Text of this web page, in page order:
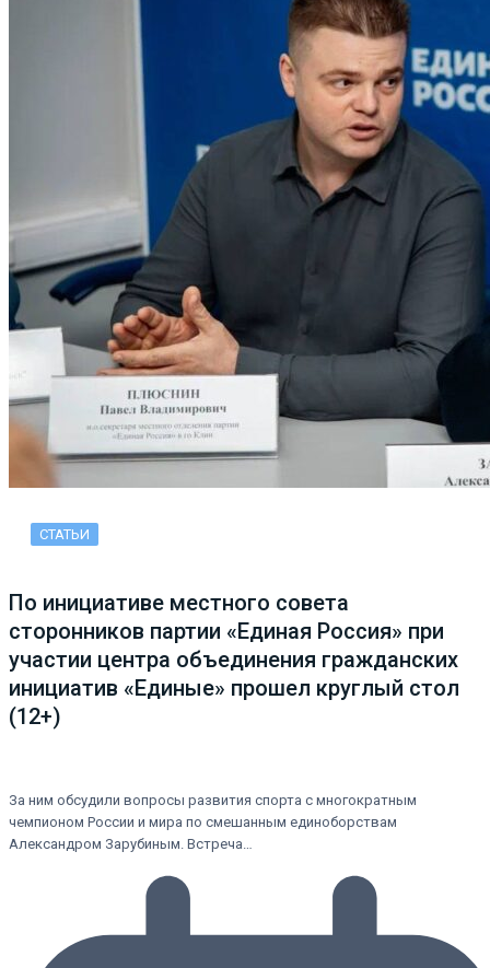
СТАТЬИ
По инициативе местного совета
сторонников партии «Единая Россия» при
участии центра объединения гражданских
инициатив «Единые» прошел круглый стол
(12+)
За ним обсудили вопросы развития спорта с многократным
чемпионом России и мира по смешанным единоборствам
Александром Зарубиным. Встреча…